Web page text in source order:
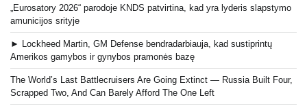
„Eurosatory 2026“ parodoje KNDS patvirtina, kad yra lyderis slapstymo
amunicijos srityje
► Lockheed Martin, GM Defense bendradarbiauja, kad sustiprintų
Amerikos gamybos ir gynybos pramonės bazę
The World’s Last Battlecruisers Are Going Extinct — Russia Built Four,
Scrapped Two, And Can Barely Afford The One Left